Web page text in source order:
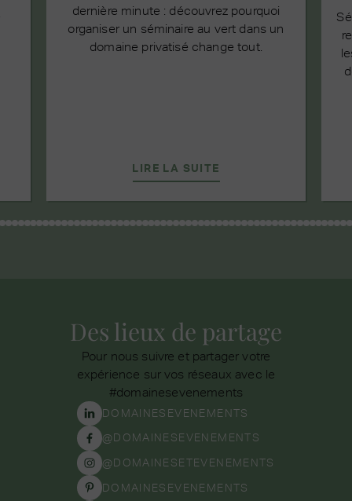
dernière minute : découvrez pourquoi
organiser un séminaire au vert dans un
domaine privatisé change tout.
LIRE LA SUITE
Des lieux de partage
Pour nous suivre et partager votre
expérience sur vos réseaux avec le
#domainesevenements
DOMAINESEVENEMENTS
@DOMAINESEVENEMENTS
@DOMAINESETEVENEMENTS
DOMAINESEVENEMENTS